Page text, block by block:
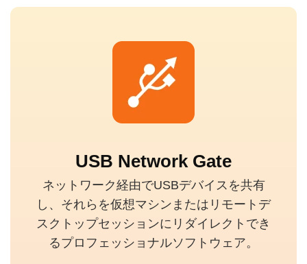
USB Network Gate
ネットワーク経由でUSBデバイスを共有
し、それらを仮想マシンまたはリモートデ
スクトップセッションにリダイレクトでき
るプロフェッショナルソフトウェア。